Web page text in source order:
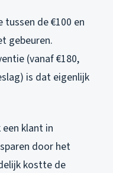
de €100 en
gebeuren.
(vanaf €180,
is dat eigenlijk
klant in
door het
kostte de